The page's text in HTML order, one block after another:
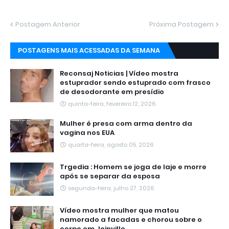
Postagem Anterior Próxima Postagem
POSTAGENS MAIS ACESSADAS DA SEMANA
Reconsaj Noticias | Vídeo mostra
estuprador sendo estuprado com frasco
de desodorante em presídio
quinta-feira, fevereiro 12, 2026
Mulher é presa com arma dentro da
vagina nos EUA
quarta-feira, agosto 05, 2026
Trgedia : Homem se joga de laje e morre
após se separar da esposa
segunda-feira, julho 27, 2026
Vídeo mostra mulher que matou
namorado a facadas e chorou sobre o